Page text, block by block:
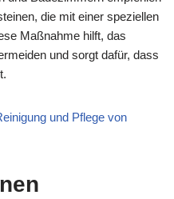
die mit einer speziellen
Maßnahme hilft, das
und sorgt dafür, dass
und Pflege von